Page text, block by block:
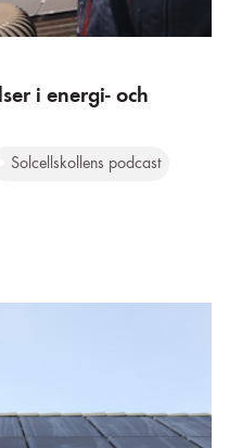
i energi- och
Solcellskollens podcast